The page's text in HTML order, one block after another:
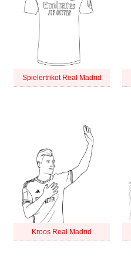
Spielertrikot Real Madrid
Kroos Real Madrid